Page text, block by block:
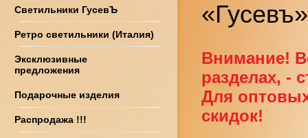
Светильники ГусевЪ
Ретро светильники (Италия)
Эксклюзивные
предложения
Подарочные изделия
Распродажа !!!
Внимание!
разделах, -
Для
скидок!